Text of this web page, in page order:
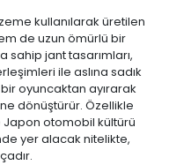
kullanılarak üretilen
de uzun ömürlü bir
sahip jant tasarımları,
ile aslına sadık
oyuncaktan ayırarak
dönüştürür. Özellikle
otomobil kültürü
yer alacak nitelikte,